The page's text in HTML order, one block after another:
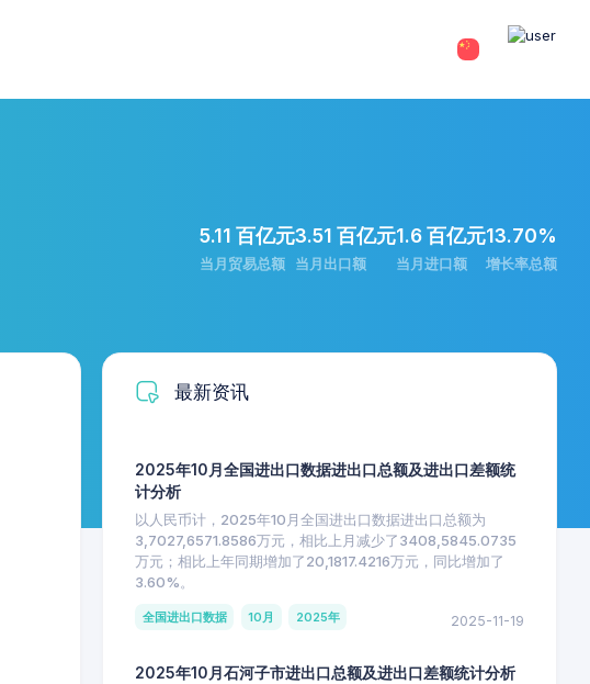
5.11 百亿元
当月贸易总额
3.51 百亿元
当月出口额
1.6 百亿元
当月进口额
13.70%
增长率总额
最新资讯
2025年10月全国进出口数据进出口总额及进出口差额统
计分析
以人民币计，2025年10月全国进出口数据进出口总额为
3,7027,6571.8586万元，相比上月减少了3408,5845.0735
万元；相比上年同期增加了20,1817.4216万元，同比增加了
3.60%。
全国进出口数据 10月 2025年 2025-11-19
2025年10月石河子市进出口总额及进出口差额统计分析